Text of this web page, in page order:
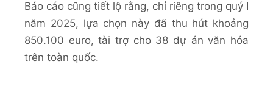
Báo cáo cũng tiết lộ rằng, chỉ riêng trong quý I
năm 2025, lựa chọn này đã thu hút khoảng
850.100 euro, tài trợ cho 38 dự án văn hóa
trên toàn quốc.